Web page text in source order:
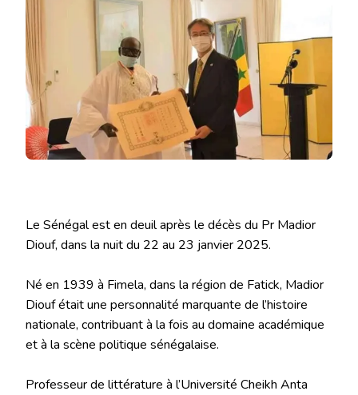
INTELLECTUEL
Le Sénégal est en deuil après le décès du Pr Madior
Diouf, dans la nuit du 22 au 23 janvier 2025.
Né en 1939 à Fimela, dans la région de Fatick, Madior
Diouf était une personnalité marquante de l’histoire
nationale, contribuant à la fois au domaine académique
et à la scène politique sénégalaise.
Professeur de littérature à l’Université Cheikh Anta